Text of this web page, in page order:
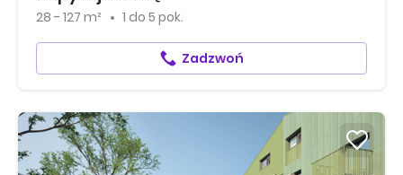
28 - 127 m² 1 do 5 pok.
Zadzwoń